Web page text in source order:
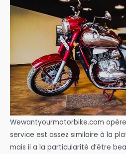
Wewantyourmotorbike.com
service est assez similaire à la
mais il a la particularité d’être